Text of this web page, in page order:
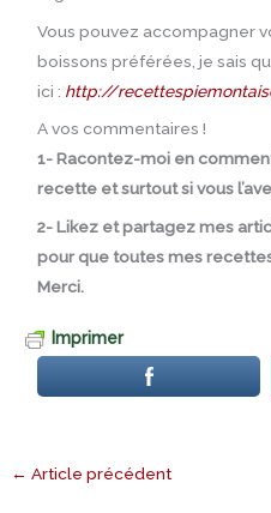
Vous pouvez accompagner
boissons préférées, je sais
ici : http://
A vos commentaires !
1- Racontez-moi en
recette et surtout si vous
2- Likez et partagez mes
pour que toutes mes
Merci.
Imprimer
← Article précédent